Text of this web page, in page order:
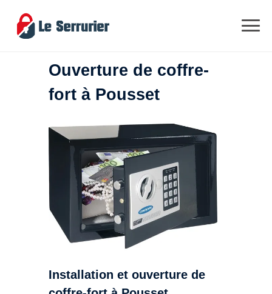
Ouverture de coffre-
fort à Pousset
Installation et ouverture de